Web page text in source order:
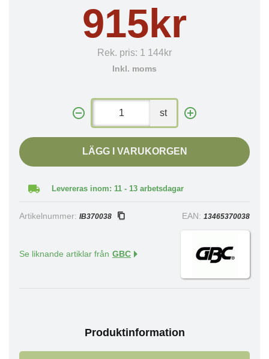
915kr
Rek. pris: 1 144kr
Inkl. moms
st
LÄGG I VARUKORGEN
Levereras inom: 11 - 13 arbetsdagar
Artikelnummer: IB370038 EAN: 13465370038
Se liknande artiklar från GBC
Produktinformation